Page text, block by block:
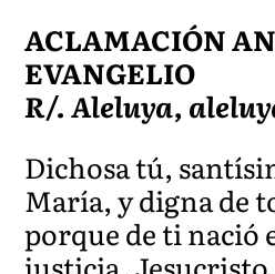
ACLAMACIÓN
EVANGELIO
R/. Aleluya,
Dichosa tú,
María, y digna de
porque de ti nació